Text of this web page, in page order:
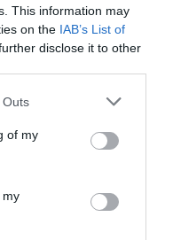
This information may
on the IAB’s List of
disclose it to other
Outs
of my
my
y el resto
Finalmente, la
de libras(181,1
porpatrocinios
(9 millones de
el negocio de 60
Rfef; 200 clubes de
y Primera FEB.